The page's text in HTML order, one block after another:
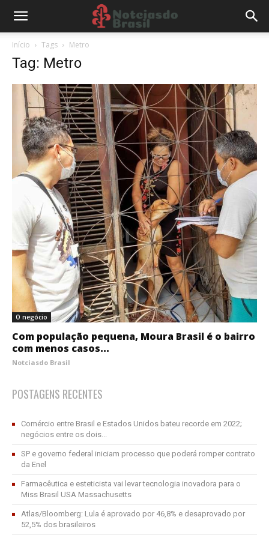
Início Tags Metro
Tag: Metro
O negócio
Com população pequena, Moura Brasil é o bairro
com menos casos...
Notciasdo Brasil
POSTAGENS RECENTES
Comércio entre Brasil e Estados Unidos bateu recorde em 2022;
negócios entre os dois...
SP e governo federal iniciam processo que poderá romper contrato
da Enel
Farmacêutica e esteticista vai levar tecnologia inovadora para o
Miss Brasil USA Massachusetts
Atlas/Bloomberg: Lula é aprovado por 46,8% e desaprovado por
52,5% dos brasileiros